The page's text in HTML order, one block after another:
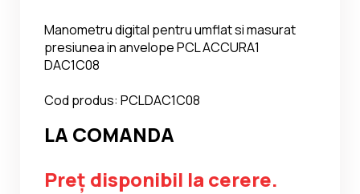
Manometru digital pentru umflat si masurat
presiunea in anvelope PCL ACCURA1
DAC1C08
Cod produs: PCLDAC1C08
LA COMANDA
Preț disponibil la cerere.